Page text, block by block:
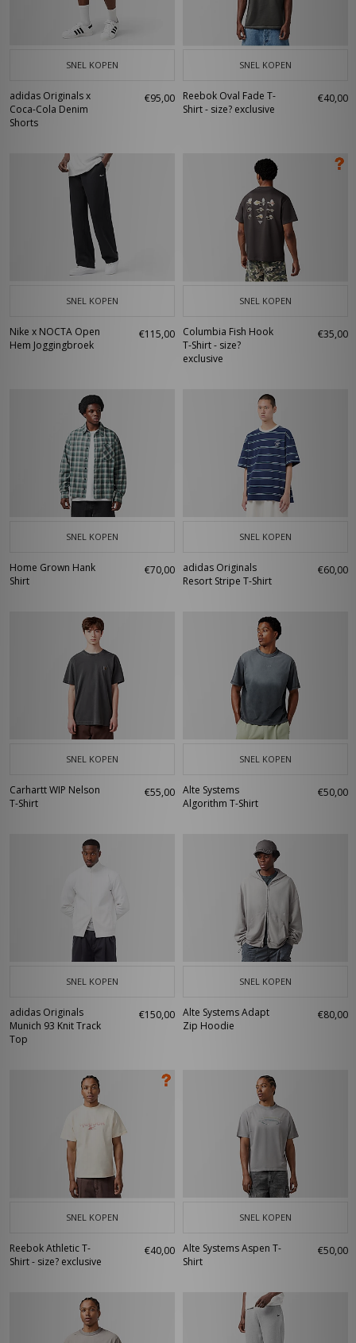
SNEL KOPEN
adidas Originals x
Coca-Cola Denim
Shorts
€95,00
SNEL KOPEN
Reebok Oval Fade T-
Shirt - size? exclusive
€40,00
SNEL KOPEN
Nike x NOCTA Open
Hem Joggingbroek
€115,00
SNEL KOPEN
Columbia Fish Hook
T-Shirt - size?
exclusive
€35,00
SNEL KOPEN
Home Grown Hank
Shirt
€70,00
SNEL KOPEN
adidas Originals
Resort Stripe T-Shirt
€60,00
SNEL KOPEN
Carhartt WIP Nelson
T-Shirt
€55,00
SNEL KOPEN
Alte Systems
Algorithm T-Shirt
€50,00
SNEL KOPEN
adidas Originals
Munich 93 Knit Track
Top
€150,00
SNEL KOPEN
Alte Systems Adapt
Zip Hoodie
€80,00
SNEL KOPEN
Reebok Athletic T-
Shirt - size? exclusive
€40,00
SNEL KOPEN
Alte Systems Aspen T-
Shirt
€50,00